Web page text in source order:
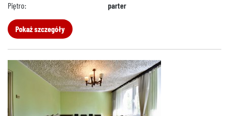
Piętro:
parter
Pokaż szczegóły